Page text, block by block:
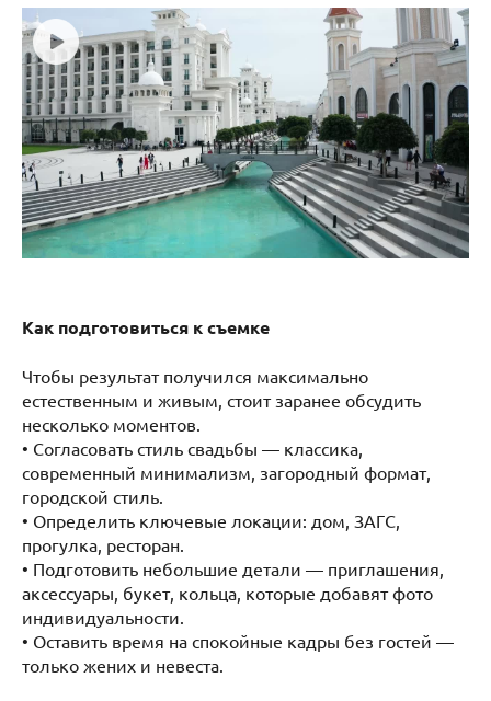
Как подготовиться к съемке
Чтобы результат получился максимально
естественным и живым, стоит заранее обсудить
несколько моментов.
• Согласовать стиль свадьбы — классика,
современный минимализм, загородный формат,
городской стиль.
• Определить ключевые локации: дом, ЗАГС,
прогулка, ресторан.
• Подготовить небольшие детали — приглашения,
аксессуары, букет, кольца, которые добавят фото
индивидуальности.
• Оставить время на спокойные кадры без гостей —
только жених и невеста.